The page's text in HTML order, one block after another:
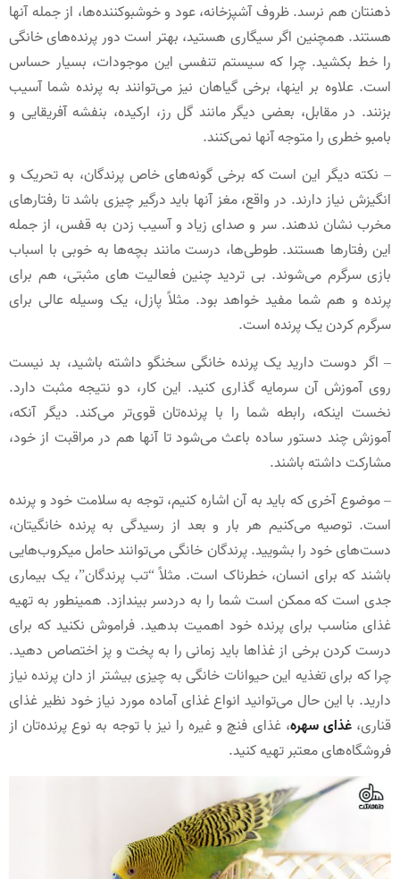
ذهنتان هم نرسد. ظروف آشپزخانه، عود و خوشبوکننده‌ها، از جمله آنها
هستند. همچنین اگر سیگاری هستید، بهتر است دور پرنده‌های خانگی
را خط بکشید. چرا که سیستم تنفسی این موجودات، بسیار حساس
است. علاوه بر اینها، برخی گیاهان نیز می‌توانند به پرنده شما آسیب
بزنند. در مقابل، بعضی دیگر مانند گل رز، ارکیده، بنفشه آفریقایی و
بامبو خطری را متوجه آنها نمی‌کنند.
– نکته دیگر این است که برخی گونه‌های خاص پرندگان، به تحریک و
انگیزش نیاز دارند. در واقع، مغز آنها باید درگیر چیزی باشد تا رفتارهای
مخرب نشان ندهند. سر و صدای زیاد و آسیب زدن به قفس، از جمله
این رفتارها هستند. طوطی‌ها، درست مانند بچه‌ها به خوبی با اسباب
‌بازی سرگرم می‌شوند. بی تردید چنین فعالیت های مثبتی، هم برای
پرنده و هم شما مفید خواهد بود. مثلاً پازل، یک وسیله عالی برای
سرگرم کردن یک پرنده است.
– اگر دوست دارید یک پرنده خانگی سخنگو داشته باشید، بد نیست
روی آموزش آن سرمایه ‌گذاری کنید. این کار، دو نتیجه مثبت دارد.
نخست اینکه، رابطه شما را با پرنده‌تان قوی‌تر می‌کند. دیگر آنکه،
آموزش چند دستور ساده باعث می‌شود تا آنها هم در مراقبت از خود،
مشارکت داشته باشند.
– موضوع آخری که باید به آن اشاره کنیم، توجه به سلامت خود و پرنده
است. توصیه می‌کنیم هر بار و بعد از رسیدگی به پرنده خانگیتان،
دست‌های خود را بشویید. پرندگان خانگی می‌توانند حامل میکروب‌هایی
باشند که برای انسان، خطرناک است. مثلاً “تب پرندگان”، یک بیماری
جدی است که ممکن است شما را به دردسر بیندازد. همینطور به تهیه
غذای مناسب برای پرنده خود اهمیت بدهید. فراموش نکنید که برای
درست کردن برخی از غذاها باید زمانی را به پخت و پز اختصاص دهید.
چرا که برای تغذیه این حیوانات خانگی به چیزی بیشتر از دان پرنده نیاز
دارید. با این حال می‌توانید انواع غذای آماده مورد نیاز خود نظیر غذای
قناری،غذای سهره، غذای فنچ و غیره را نیز با توجه به نوع پرنده‌تان از
فروشگاه‌های معتبر تهیه کنید.